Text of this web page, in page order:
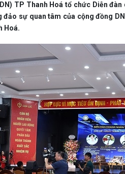
TP Thanh Hoá tổ chức Diễn
sự quan tâm của cộng đồng
Hoá.